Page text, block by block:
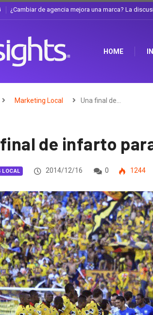
Gabriela Herrera y el arte de cambiarse el
HOME
Marketing Local Una final de…
de infarto
LOCAL 2014/12/16 0 1244